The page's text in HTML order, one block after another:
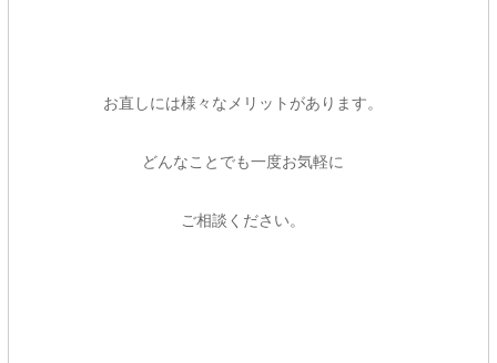
お直しには様々なメリットがあります。
どんなことでも一度お気軽に
ご相談ください。